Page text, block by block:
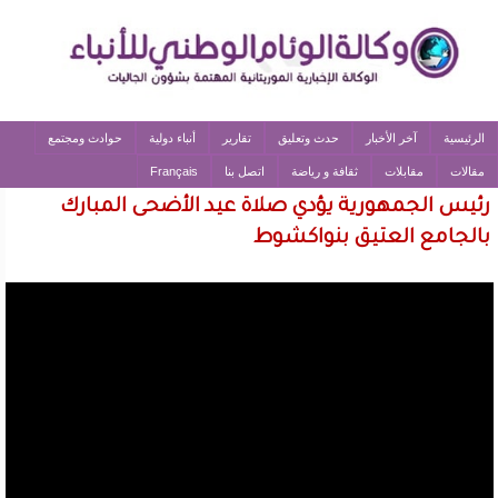
الرئيسية آخر الأخبار حدث وتعليق تقارير أنباء دولية حوادث ومجتمع
مقالات مقابلات ثقافة و رياضة اتصل بنا Français
رئيس الجمهورية يؤدي صلاة عيد الأضحى المبارك
بالجامع العتيق بنواكشوط